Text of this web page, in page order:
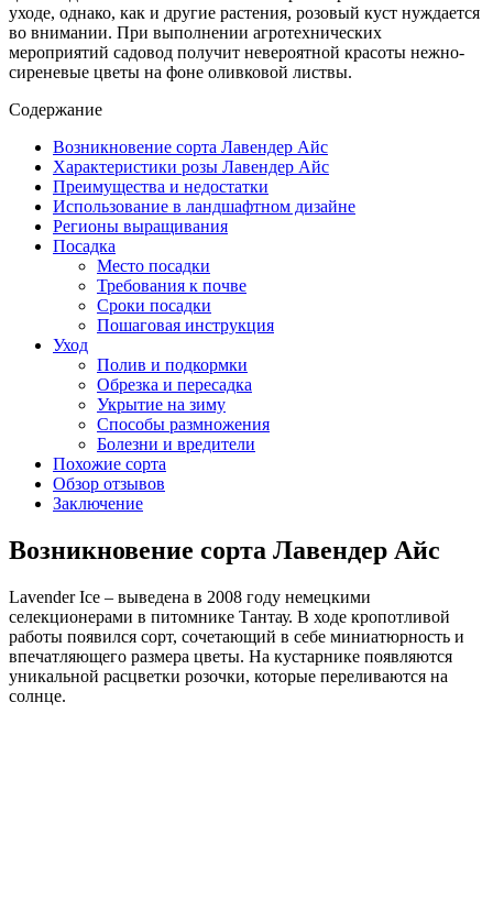
уходе, однако, как и другие растения, розовый куст нуждается
во внимании. При выполнении агротехнических
мероприятий садовод получит невероятной красоты нежно-
сиреневые цветы на фоне оливковой листвы.
Содержание
Возникновение сорта Лавендер Айс
Характеристики розы Лавендер Айс
Преимущества и недостатки
Использование в ландшафтном дизайне
Регионы выращивания
Посадка
Место посадки
Требования к почве
Сроки посадки
Пошаговая инструкция
Уход
Полив и подкормки
Обрезка и пересадка
Укрытие на зиму
Способы размножения
Болезни и вредители
Похожие сорта
Обзор отзывов
Заключение
Возникновение сорта Лавендер Айс
Lavender Ice – выведена в 2008 году немецкими
селекционерами в питомнике Тантау. В ходе кропотливой
работы появился сорт, сочетающий в себе миниатюрность и
впечатляющего размера цветы. На кустарнике появляются
уникальной расцветки розочки, которые переливаются на
солнце.